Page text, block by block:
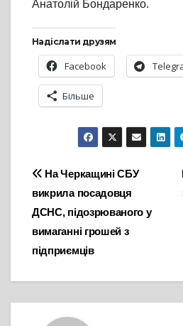
Анатолій Бондаренко.
Надіслати друзям
Facebook
Більше
Навігація
записів
На Черкащині СБУ
викрила посадовця
ДСНС, підозрюваного у
вимаганні грошей з
підприємців